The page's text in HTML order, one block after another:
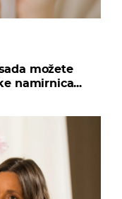
možete
namirnica...